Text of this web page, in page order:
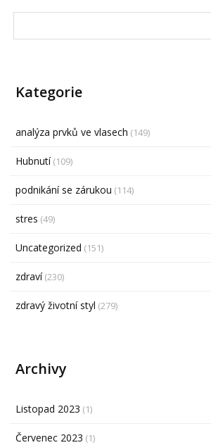
Kategorie
analýza prvků ve vlasech (149)
Hubnutí(109)
podnikání se zárukou (114)
stres (49)
Uncategorized (151)
zdraví(230)
zdravý životní styl (279)
Archivy
Listopad 2023 (1)
Červenec 2023 (1)